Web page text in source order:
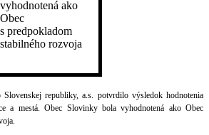
Slovenskej republiky, a.s. potvrdilo výsledok hodnotenia
a mestá. Obec Slovinky bola vyhodnotená ako Obec